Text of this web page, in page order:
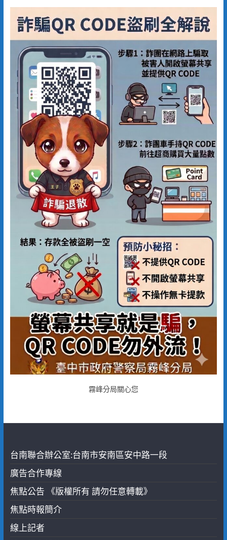
霧峰分局關心您
台南聯合辦公室:台南市安南區安中路一段
廣告合作專線
焦點公告 《版權所有 請勿任意轉載》
焦點時報簡介
線上記者